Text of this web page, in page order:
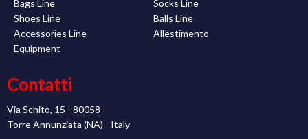
Bags Line
Socks Line
Shoes Line
Balls Line
Accessories Line
Allestimento
Equipment
Contatti
Via Schito, 15 - 80058
Torre Annunziata (NA) - Italy